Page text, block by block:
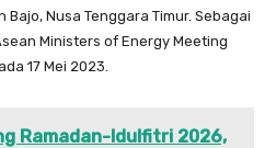
Bajo, Nusa Tenggara Timur. Sebagai
Ministers of Energy Meeting
17 Mei 2023.
Ramadan-Idulfitri 2026,